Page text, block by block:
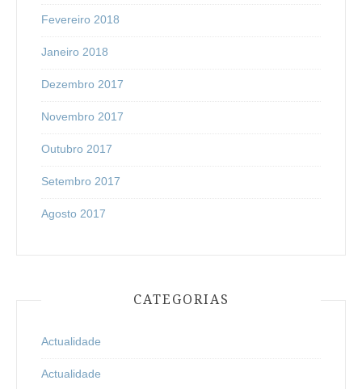
Fevereiro 2018
Janeiro 2018
Dezembro 2017
Novembro 2017
Outubro 2017
Setembro 2017
Agosto 2017
CATEGORIAS
Actualidade
Actualidade